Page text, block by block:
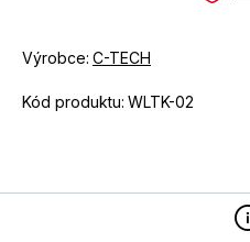
Výrobce: C-TECH
Kód produktu: WLTK-02